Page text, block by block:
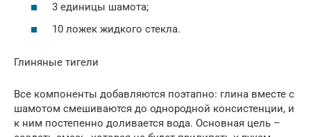
3 единицы шамота;
10 ложек жидкого стекла.
Глиняные тигели
Все компоненты добавляются поэтапно: глина вместе с
шамотом смешиваются до однородной консистенции, и
к ним постепенно доливается вода. Основная цель –